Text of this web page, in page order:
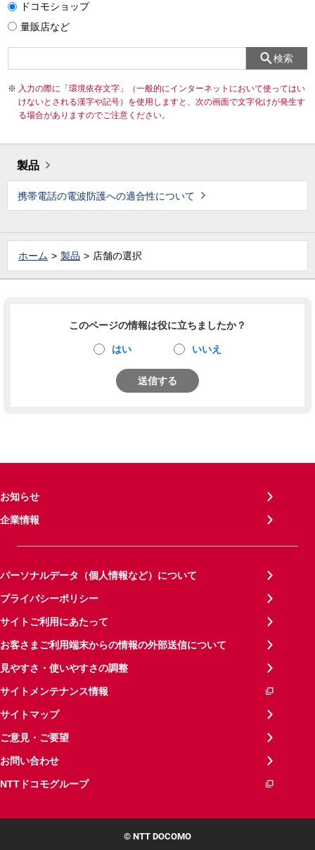
ドコモショップ
量販店など
検索
入力の際に「環境依存文字」（一般的にインターネットにおいて使ってはい
けないとされる漢字や記号）を使用しますと、次の画面で文字化けが発生す
る場合がありますのでご注意ください。
製品
携帯電話の電波防護への適合性について
ホーム 製品 店舗の選択
このページの情報は役に立ちましたか？
はい いいえ
送信する
お知らせ
企業情報
パーソナルデータ（個人情報など）について
プライバシーポリシー
サイトご利用にあたって
お客さまご利用端末からの情報の外部送信について
見やすさ・使いやすさの調整
サイトメンテナンス情報
サイトマップ
ご意見・ご要望
お問い合わせ
NTTドコモグループ
© NTT DOCOMO